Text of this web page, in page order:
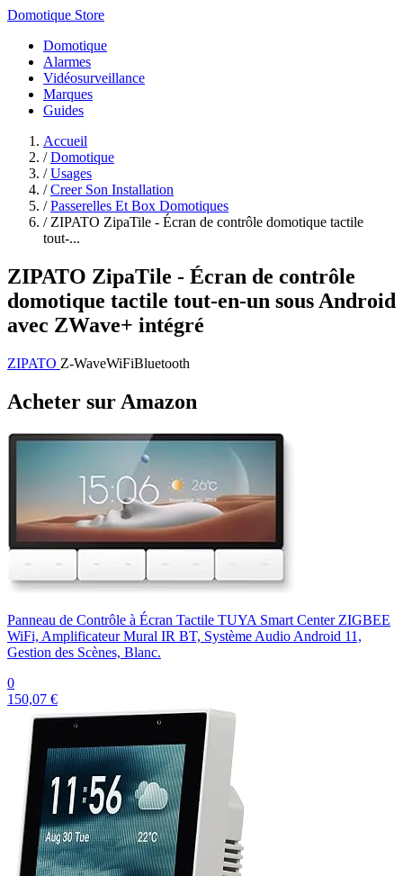
Domotique Store
Domotique
Alarmes
Vidéosurveillance
Marques
Guides
Accueil
/ Domotique
/ Usages
/ Creer Son Installation
/ Passerelles Et Box Domotiques
/ ZIPATO ZipaTile - Écran de contrôle domotique tactile
tout-...
ZIPATO ZipaTile - Écran de contrôle
domotique tactile tout-en-un sous Android
avec ZWave+ intégré
ZIPATO Z-WaveWiFiBluetooth
Acheter sur Amazon
Panneau de Contrôle à Écran Tactile TUYA Smart Center ZIGBEE
WiFi, Amplificateur Mural IR BT, Système Audio Android 11,
Gestion des Scènes, Blanc.
0
150,07 €